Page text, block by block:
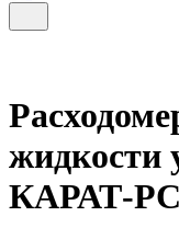
жидкости
КАРАТ-РС